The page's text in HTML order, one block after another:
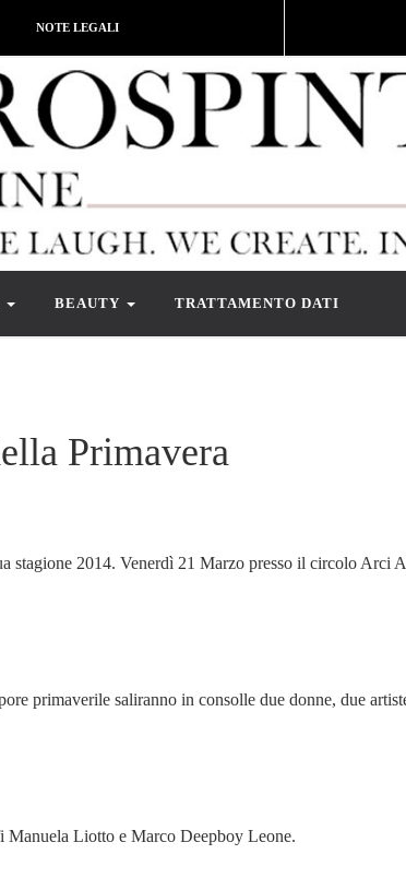
NOTE LEGALI
BEAUTY TRATTAMENTO DATI
Primavera
stagione 2014. Venerdì 21 Marzo presso il circolo Arci
primaverile saliranno in consolle due donne, due
Manuela Liotto e Marco Deepboy Leone.